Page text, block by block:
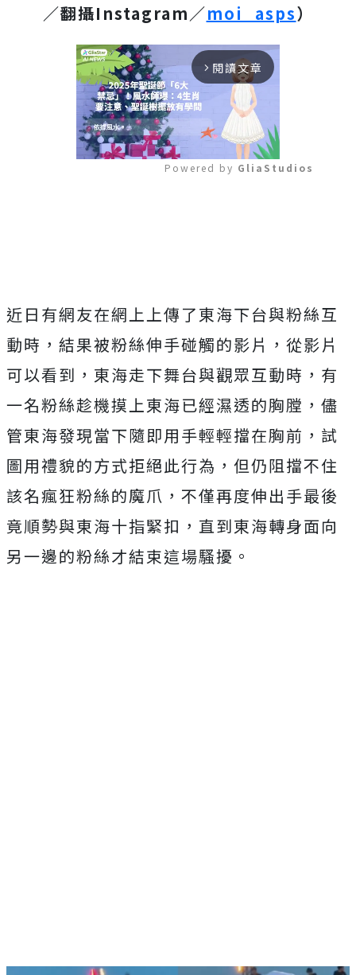
／翻攝Instagram／moi_asps）
arrow_forward_ios 閱讀文章
Powered by GliaStudios
近日有網友在網上上傳了東海下台與粉絲互
動時，結果被粉絲伸手碰觸的影片，從影片
可以看到，東海走下舞台與觀眾互動時，有
一名粉絲趁機摸上東海已經濕透的胸膛，儘
管東海發現當下隨即用手輕輕擋在胸前，試
圖用禮貌的方式拒絕此行為，但仍阻擋不住
該名瘋狂粉絲的魔爪，不僅再度伸出手最後
竟順勢與東海十指緊扣，直到東海轉身面向
另一邊的粉絲才結束這場騷擾。